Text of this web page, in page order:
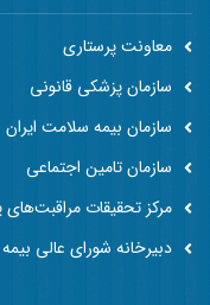
معاونت پرستاری
سازمان پزشکی قانونی
سازمان بیمه سلامت ایران
سازمان تامین اجتماعی
مرکز تحقیقات مراقبت‌های
دبیرخانه شورای عالی